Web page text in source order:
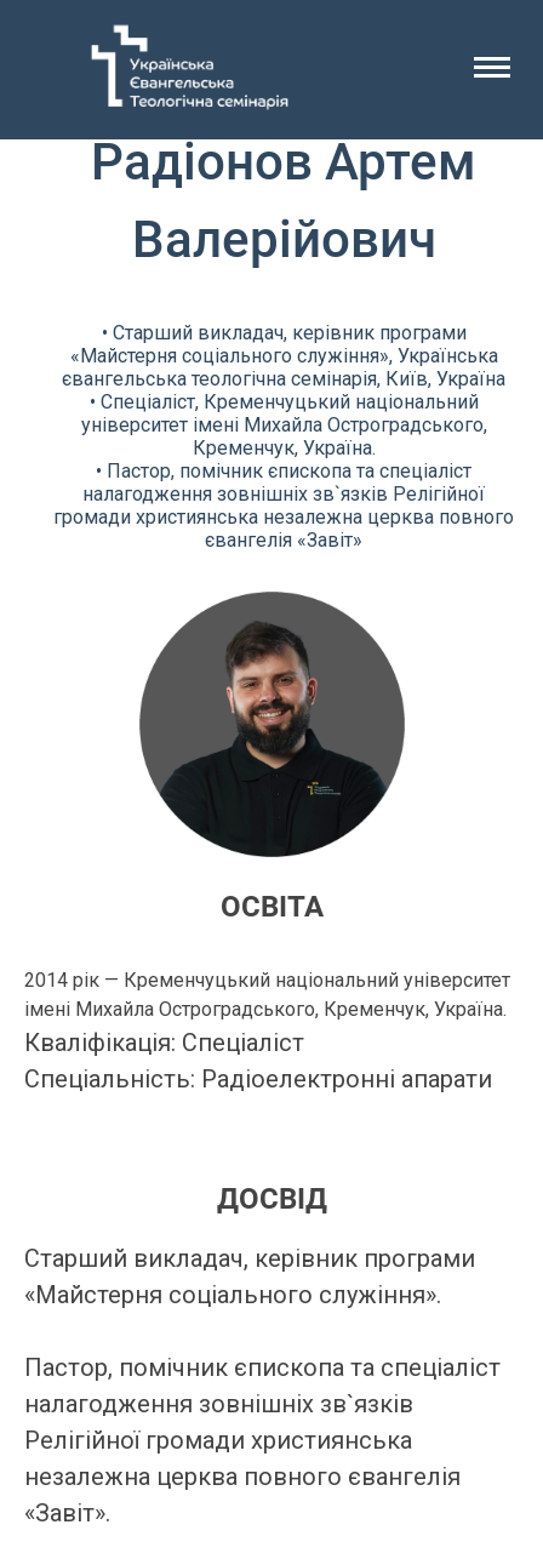
Радіонов Артем
Валерійович
• Старший викладач, керівник програми
«Майстерня соціального служіння», Українська
євангельська теологічна семінарія, Київ, Україна
• Спеціаліст, Кременчуцький національний
університет імені Михайла Остроградського,
Кременчук, Україна.
• Пастор, помічник єпископа та спеціаліст
налагодження зовнішніх зв`язків Релігійної
громади християнська незалежна церква повного
євангелія «Завіт»
ОСВІТА
2014 рік — Кременчуцький національний університет
імені Михайла Остроградського, Кременчук, Україна.
Кваліфікація: Спеціаліст
Спеціальність: Радіоелектронні апарати
ДОСВІД
Старший викладач, керівник програми
«Майстерня соціального служіння».
Пастор, помічник єпископа та спеціаліст
налагодження зовнішніх зв`язків
Релігійної громади християнська
незалежна церква повного євангелія
«Завіт».